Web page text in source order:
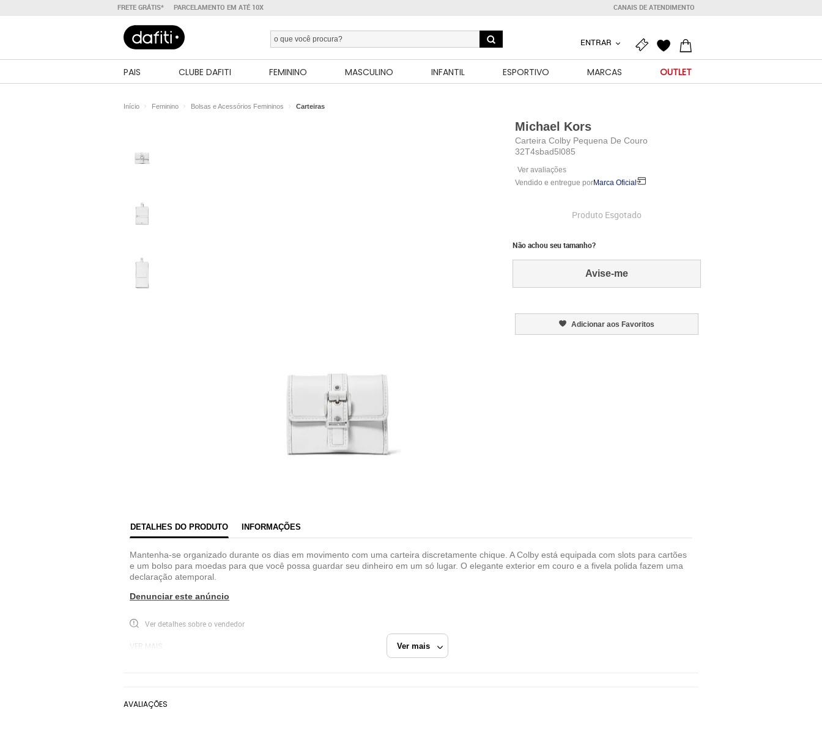
FRETE GRÁTIS* PARCELAMENTO EM ATÉ 10X CANAIS DE ATENDIMENTO
ENTRAR
PAIS CLUBE DAFITI FEMININO MASCULINO INFANTIL ESPORTIVO MARCAS OUTLET
Início Feminino Bolsas e Acessórios Femininos Carteiras
Fechar
Michael Kors
Carteira Colby Pequena De Couro
32T4sbad5l085
Ver avaliações
Vendido e entregue porMarca Oficial
Razão Social
newluxe group brasil comercio e importacao ltda
CNPJ
São Paulo, SP/SP
Produto Esgotado
Não achou seu tamanho?
Avise-me
Adicionar aos Favoritos
DETALHES DO PRODUTO INFORMAÇÕES
Ver mais
Mantenha-se organizado durante os dias em movimento com uma carteira discretamente chique. A Colby está equipada com slots para cartões
e um bolso para moedas para que você possa guardar seu dinheiro em um só lugar. O elegante exterior em couro e a fivela polida fazem uma
declaração atemporal.
Denunciar este anúncio
Ver detalhes sobre o vendedor
VER MAIS
AVALIAÇÕES